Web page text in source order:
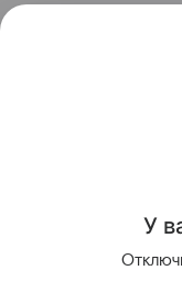
в поддержку
У